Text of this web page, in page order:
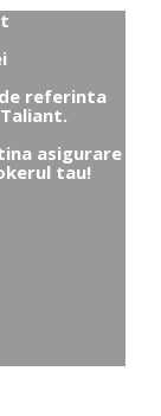
referinta
asigurare
tau!